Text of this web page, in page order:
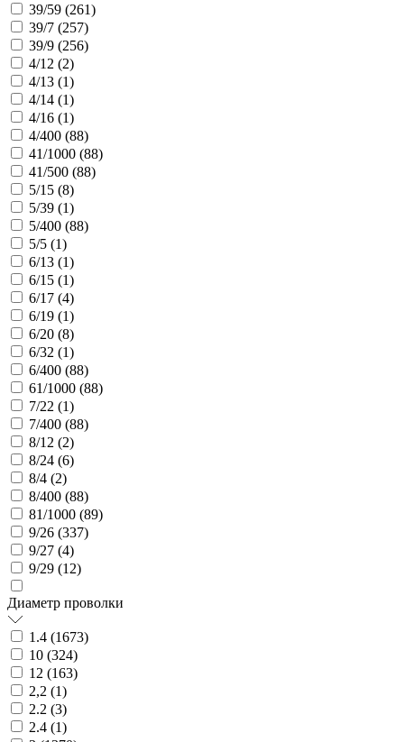
39/59 (261)
39/7 (257)
39/9 (256)
4/12 (2)
4/13 (1)
4/14 (1)
4/16 (1)
4/400 (88)
41/1000 (88)
41/500 (88)
5/15 (8)
5/39 (1)
5/400 (88)
5/5 (1)
6/13 (1)
6/15 (1)
6/17 (4)
6/19 (1)
6/20 (8)
6/32 (1)
6/400 (88)
61/1000 (88)
7/22 (1)
7/400 (88)
8/12 (2)
8/24 (6)
8/4 (2)
8/400 (88)
81/1000 (89)
9/26 (337)
9/27 (4)
9/29 (12)
Диаметр проволки
1.4 (1673)
10 (324)
12 (163)
2,2 (1)
2.2 (3)
2.4 (1)